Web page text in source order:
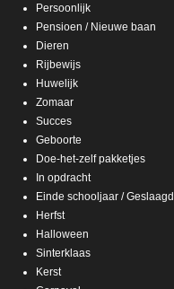
Persoonlijk
Pensioen / Nieuwe baan
Dieren
Rijbewijs
Huwelijk
Zomaar
Succes
Geboorte
Doe-het-zelf pakketjes
In opdracht
Einde schooljaar / Geslaagd
Herfst
Halloween
Sinterklaas
Kerst